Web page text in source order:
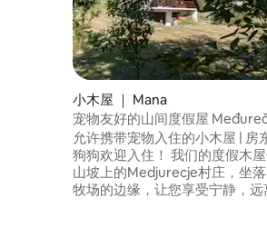
小木屋 ｜ Mana
宠物友好的山间度假屋
允许携带宠物入住的小木屋 | 房
狗狗欢迎入住！ 我们的度假木屋位于Golija
山坡上的Medjurecje村庄，坐
牧场的边缘，让您享受宁静，远